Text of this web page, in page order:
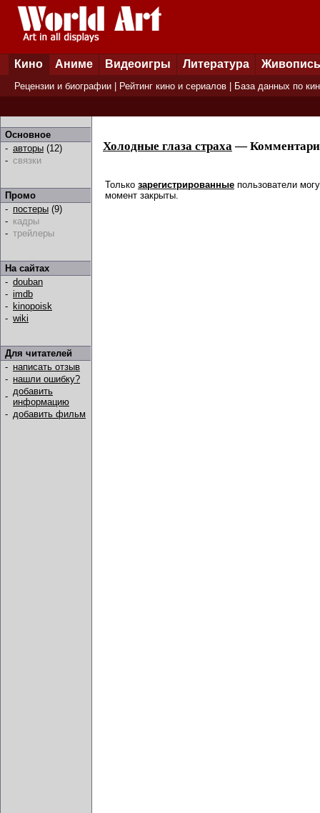
Кино Аниме Видеоигры Литература Живопись
Рецензии и биографии Рейтинг кино и сериалов База данных по
Основное
- авторы (12)
- связки
Промо
- постеры (9)
- кадры
- трейлеры
На сайтах
- douban
- imdb
- kinopoisk
- wiki
Для читателей
- написать отзыв
- нашли ошибку?
- добавить
информацию
- добавить фильм
Холодные глаза страха—
Только зарегистрированные пользователи
момент закрыты.